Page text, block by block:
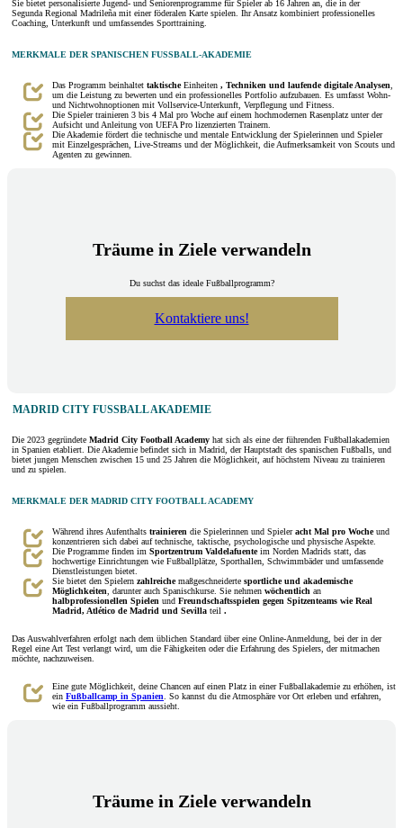
Sie bietet personalisierte Jugend- und Seniorenprogramme für Spieler ab 16 Jahren an, die in der
Segunda Regional Madrileña mit einer föderalen Karte spielen. Ihr Ansatz kombiniert professionelles
Coaching, Unterkunft und umfassendes Sporttraining.
MERKMALE DER SPANISCHEN FUSSBALL-AKADEMIE
Das Programm beinhaltet taktischeEinheiten , Techniken und laufende digitale Analysen
um die Leistung zu bewerten und ein professionelles Portfolio aufzubauen. Es umfasst Wohn-
und Nichtwohnoptionen mit Vollservice-Unterkunft, Verpflegung und Fitness.
Die Spieler trainieren 3 bis 4 Mal pro Woche auf einem hochmodernen Rasenplatz unter der
Aufsicht und Anleitung von UEFA Pro lizenzierten Trainern.
Die Akademie fördert die technische und mentale Entwicklung der Spielerinnen und Spieler
mit Einzelgesprächen, Live-Streams und der Möglichkeit, die Aufmerksamkeit von Scouts und
Agenten zu gewinnen.
Träume in Ziele verwandeln
Du suchst das ideale Fußballprogramm?
Kontaktiere uns!
MADRID CITY FUSSBALL AKADEMIE
Die 2023 gegründete Madrid City Football Academy hat sich als eine der führenden Fußballakademien
in Spanien etabliert. Die Akademie befindet sich in Madrid, der Hauptstadt des spanischen Fußballs, und
bietet jungen Menschen zwischen 15 und 25 Jahren die Möglichkeit, auf höchstem Niveau zu trainieren
und zu spielen.
MERKMALE DER MADRID CITY FOOTBALL ACADEMY
Während ihres Aufenthalts trainieren die Spielerinnen und Spieleracht Mal pro Wocheund
konzentrieren sich dabei auf technische, taktische, psychologische und physische Aspekte.
Die Programme finden im Sportzentrum Valdelafuenteim Norden Madrids statt, das
hochwertige Einrichtungen wie Fußballplätze, Sporthallen, Schwimmbäder und umfassende
Dienstleistungen bietet.
Sie bietet den Spielern zahlreichemaßgeschneiderte sportliche und akademische
Möglichkeiten , darunter auch Spanischkurse. Sie nehmen wöchentlich an
halbprofessionellen Spielen und Freundschaftsspielen gegen Spitzenteams wie Real
Madrid, Atlético de Madrid und Sevilla teil .
Das Auswahlverfahren erfolgt nach dem üblichen Standard über eine Online-Anmeldung, bei der in der
Regel eine Art Test verlangt wird, um die Fähigkeiten oder die Erfahrung des Spielers, der mitmachen
möchte, nachzuweisen.
Eine gute Möglichkeit, deine Chancen auf einen Platz in einer Fußballakademie zu erhöhen, ist
ein Fußballcamp in Spanien . So kannst du die Atmosphäre vor Ort erleben und erfahren,
wie ein Fußballprogramm aussieht.
Träume in Ziele verwandeln